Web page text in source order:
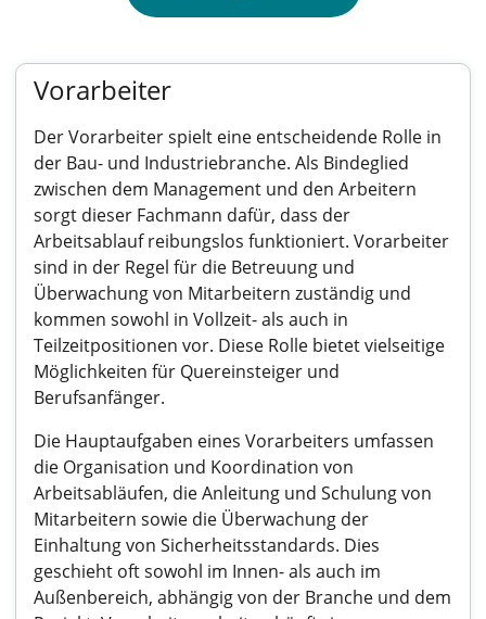
Vorarbeiter
Der Vorarbeiter spielt eine entscheidende Rolle in
der Bau- und Industriebranche. Als Bindeglied
zwischen dem Management und den Arbeitern
sorgt dieser Fachmann dafür, dass der
Arbeitsablauf reibungslos funktioniert. Vorarbeiter
sind in der Regel für die Betreuung und
Überwachung von Mitarbeitern zuständig und
kommen sowohl in Vollzeit- als auch in
Teilzeitpositionen vor. Diese Rolle bietet vielseitige
Möglichkeiten für Quereinsteiger und
Berufsanfänger.
Die Hauptaufgaben eines Vorarbeiters umfassen
die Organisation und Koordination von
Arbeitsabläufen, die Anleitung und Schulung von
Mitarbeitern sowie die Überwachung der
Einhaltung von Sicherheitsstandards. Dies
geschieht oft sowohl im Innen- als auch im
Außenbereich, abhängig von der Branche und dem